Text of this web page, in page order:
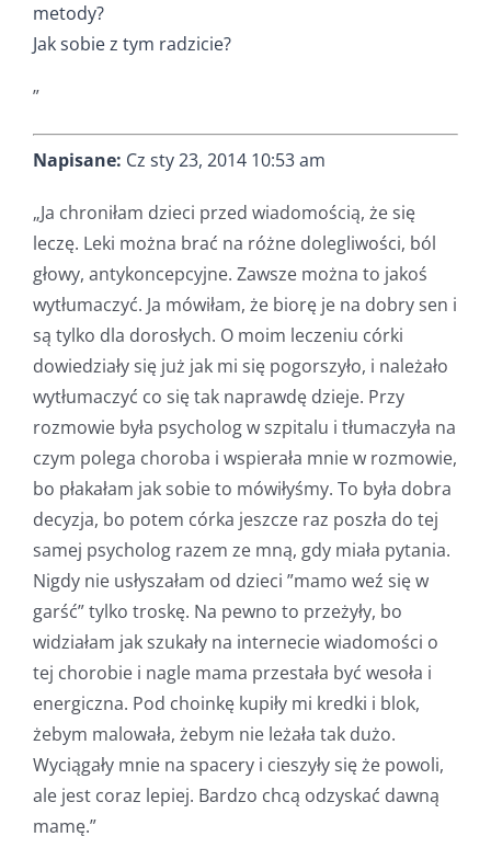
metody?
Jak sobie z tym radzicie?
”
Napisane: Cz sty 23, 2014 10:53 am
„Ja chroniłam dzieci przed wiadomością, że się
leczę. Leki można brać na różne dolegliwości, ból
głowy, antykoncepcyjne. Zawsze można to jakoś
wytłumaczyć. Ja mówiłam, że biorę je na dobry sen i
są tylko dla dorosłych. O moim leczeniu córki
dowiedziały się już jak mi się pogorszyło, i należało
wytłumaczyć co się tak naprawdę dzieje. Przy
rozmowie była psycholog w szpitalu i tłumaczyła na
czym polega choroba i wspierała mnie w rozmowie,
bo płakałam jak sobie to mówiłyśmy. To była dobra
decyzja, bo potem córka jeszcze raz poszła do tej
samej psycholog razem ze mną, gdy miała pytania.
Nigdy nie usłyszałam od dzieci ”mamo weź się w
garść” tylko troskę. Na pewno to przeżyły, bo
widziałam jak szukały na internecie wiadomości o
tej chorobie i nagle mama przestała być wesoła i
energiczna. Pod choinkę kupiły mi kredki i blok,
żebym malowała, żebym nie leżała tak dużo.
Wyciągały mnie na spacery i cieszyły się że powoli,
ale jest coraz lepiej. Bardzo chcą odzyskać dawną
mamę.”